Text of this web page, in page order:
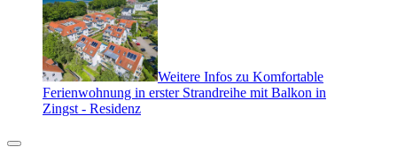
Weitere Infos zu Komfortable
Ferienwohnung in erster Strandreihe mit Balkon in
Zingst - Residenz